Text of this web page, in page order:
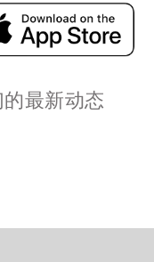
最新动态